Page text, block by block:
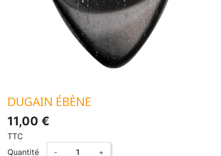
DUGAIN ÉBÈNE
11,00 €
TTC
Quantité
- +